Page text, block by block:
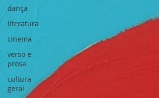
dança
literatura
cinema
verso e
prosa
cultura
geral